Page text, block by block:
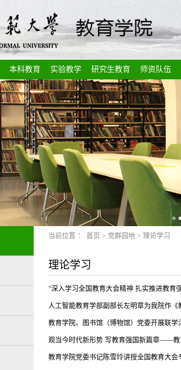
本科教育 实验教学 研究生教育 师资队伍
当前位置 ： 首页 > 党群园地 > 理论学习
理论学习
“深入学习全国教育大会精神 扎实推进教
人工智能教育学部副部长左明章为我院作
教育学院、图书馆（博物馆）党委开展联学
观当今时代新形势 写教育强国新篇章——
教育学院党委书记陈雪玲讲授全国教育大会